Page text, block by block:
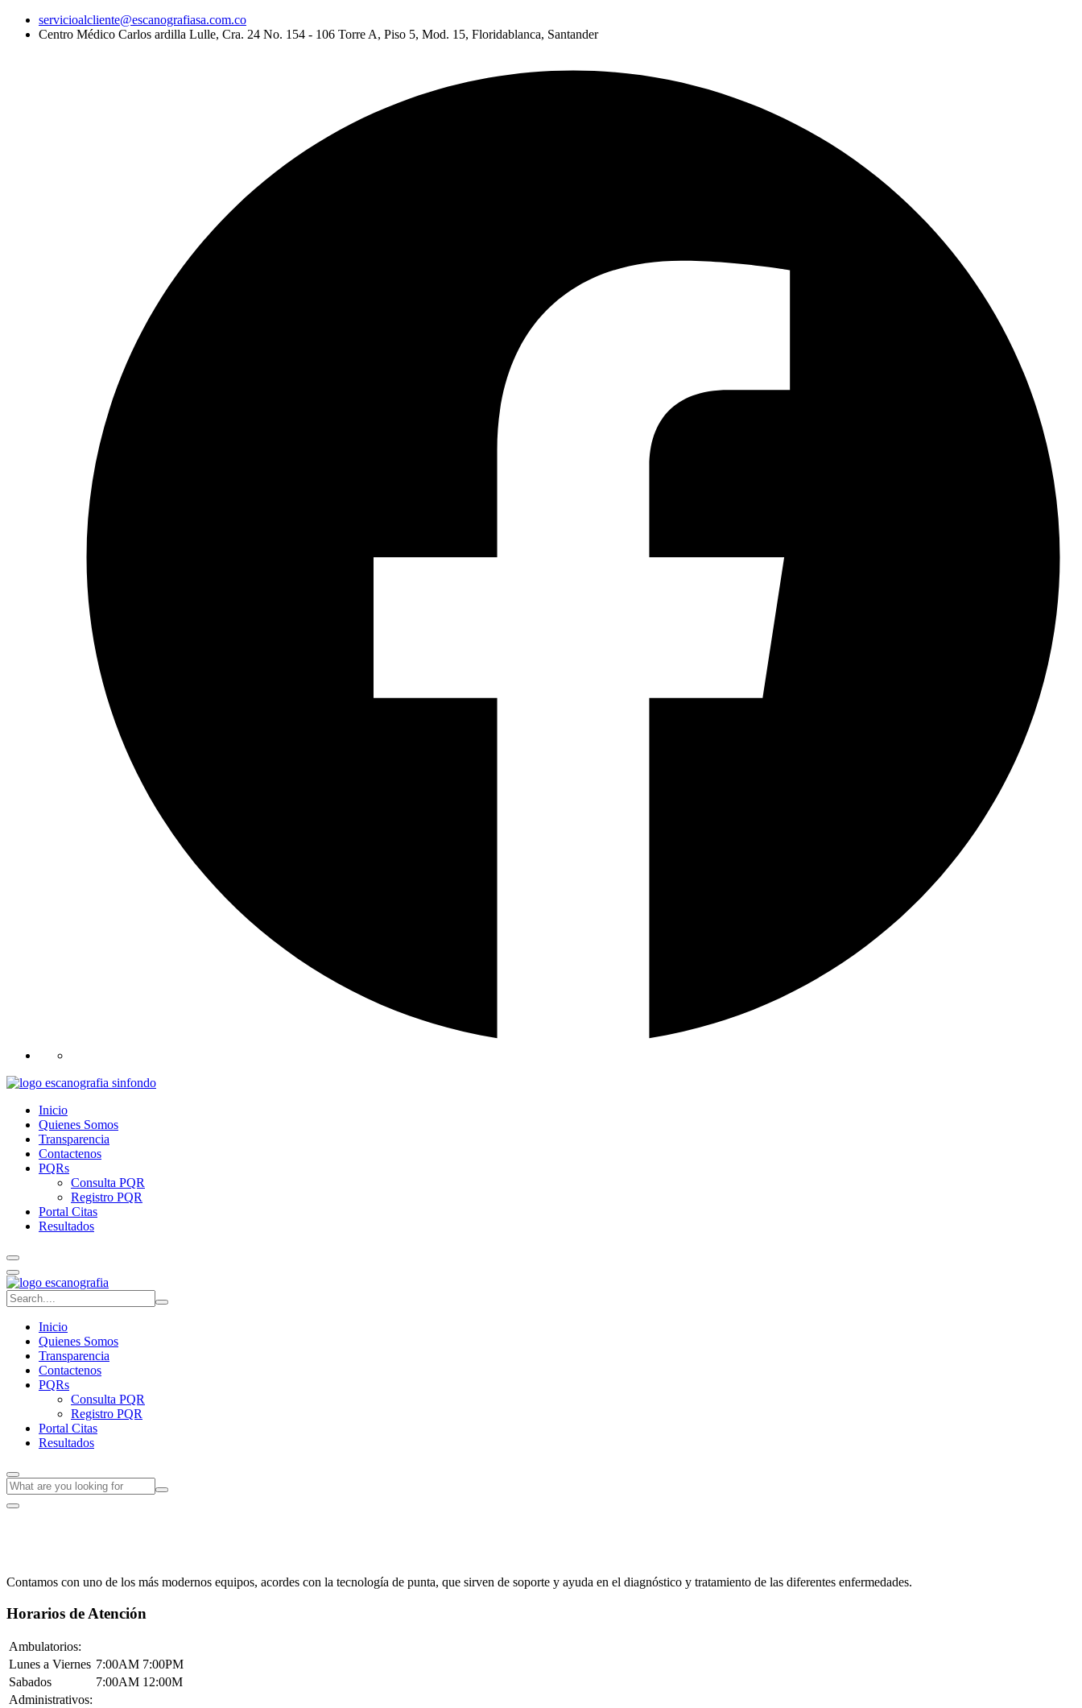
servicioalcliente@escanografiasa.com.co
Centro Médico Carlos ardilla Lulle, Cra. 24 No. 154 - 106 Torre A, Piso 5, Mod. 15, Floridablanca, Santander
Inicio
Quienes Somos
Transparencia
Contactenos
PQRs
Consulta PQR
Registro PQR
Portal Citas
Resultados
Inicio
Quienes Somos
Transparencia
Contactenos
PQRs
Consulta PQR
Registro PQR
Portal Citas
Resultados
Contamos con uno de los más modernos equipos, acordes con la tecnología de punta, que sirven de soporte y ayuda en el diagnóstico y tratamiento de las diferentes enfermedades.
Horarios de Atención
Ambulatorios:
Lunes a Viernes 7:00AM 7:00PM
Sabados
7:00AM 12:00M
Administrativos: